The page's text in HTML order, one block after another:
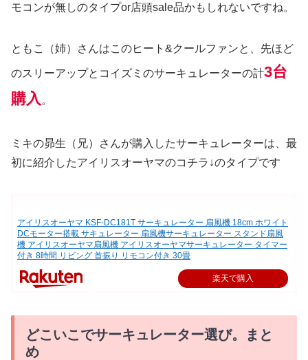
モコンが無しのタイプor店頭sale品かもしれないですね。
ともこ（姉）さんはこのヒート&クールファンと、先ほど
のスリーアップとコイズミのサーキュレーターの計3台
購入 。
ミキの昴生（兄）さんが購入したサーキュレーターは、最
初に紹介したアイリスオーヤマのコチラ↓のタイプです
アイリスオーヤマ KSF-DC181T サーキュレーター 扇風機 18cm ホワイト
DCモーター搭載 サキュレーター 扇風機サーキュレーター スタンド扇風
機 アイリスオーヤマ扇風機 アイリスオーヤマサーキュレーター タイマー
付き 8時間 リビング 首振り リモコン付き 30畳
楽天で購入
どこいこでサーキュレーター選び。まと
め